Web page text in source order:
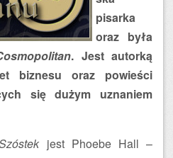
pisarka
oraz była
. Jest autorką
biznesu oraz powieści
się dużym uznaniem
jest Phoebe Hall –